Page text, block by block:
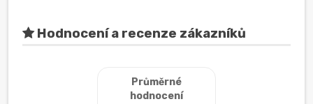
Hodnocení a recenze zákazníků
Průměrné
hodnocení